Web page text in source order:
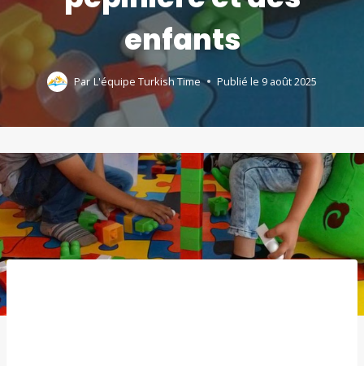
enfants
ParL'équipe Turkish Time Publié le 9 août 2025